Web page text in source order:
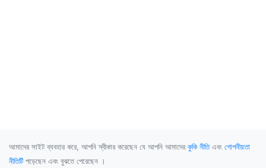
আমাদের সাইট ব্যবহার করে, আপনি স্বীকার করেছেন যে আপনি আমাদের কুকি নীতিএবং গোপনীয়তা
নীতিটি পড়েছেন এবং বুঝতে পেরেছেন ।